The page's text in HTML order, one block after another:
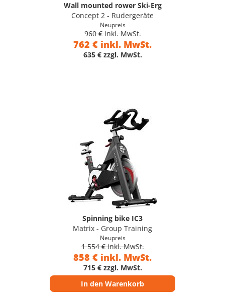
Wall mounted rower Ski-Erg
Concept 2 - Rudergeräte
Neupreis
960 € inkl. MwSt.
762 € inkl. MwSt.
635 € zzgl. MwSt.
Spinning bike IC3
Matrix - Group Training
Neupreis
1 554 € inkl. MwSt.
858 € inkl. MwSt.
715 € zzgl. MwSt.
In den Warenkorb